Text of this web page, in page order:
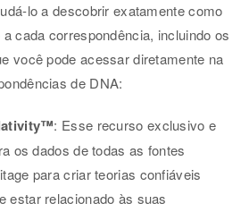
lo a descobrir exatamente como
cada correspondência, incluindo os
você pode acessar diretamente na
de DNA:
: Esse recurso exclusivo e
os dados de todas as fontes
para criar teorias confiáveis
estar relacionado às suas